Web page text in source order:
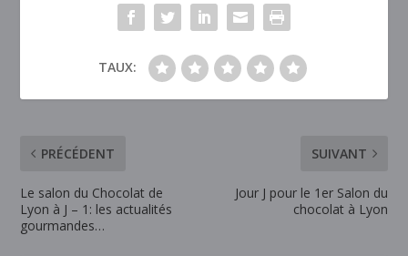
TAUX:
PRÉCÉDENT
Le salon du Chocolat de
Lyon à J – 1: les actualités
gourmandes…
SUIVANT
Jour J pour le 1er Salon du
chocolat à Lyon